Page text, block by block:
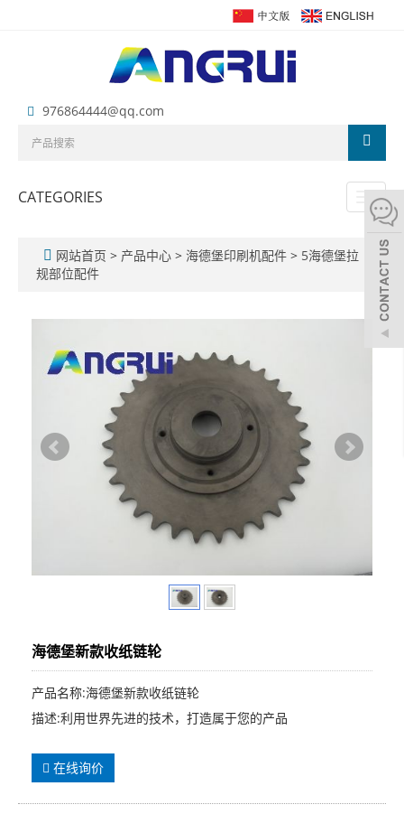
976864444@qq.com
Toggle
CATEGORIES
网站首页 > 产品中心 > 海德堡印刷机配件 > 5海德堡拉
规部位配件
海德堡新款收纸链轮
产品名称:海德堡新款收纸链轮
描述:利用世界先进的技术，打造属于您的产品
在线询价